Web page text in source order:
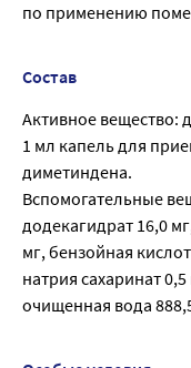
по применению
Состав
Активное вещество:
1 мл капель для
диметиндена.
Вспомогательные
додекагидрат 16,0
мг, бензойная
натрия сахаринат
очищенная вода